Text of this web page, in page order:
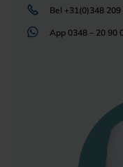
Bel +31(0)348 209
App 0348 – 20 90